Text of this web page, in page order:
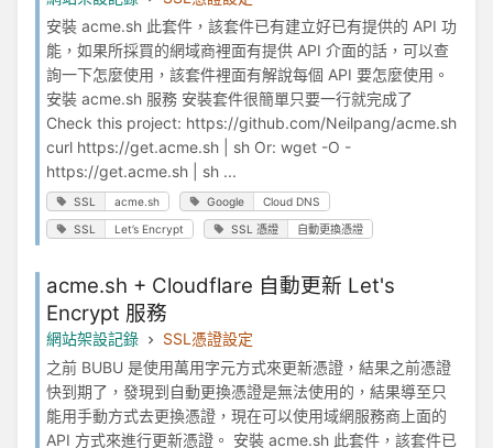
安裝 acme.sh 此套件，該套件已有建立好已有提供的 API 功
能，如果所採買的網域商裡面有提供 API 介面的話，可以查
詢一下怎麼使用，該套件裡面有解說每個 API 要怎麼使用。
安裝 acme.sh 服務 安裝套件很簡單只要一行就完成了
Check this project: https://github.com/Neilpang/acme.sh
curl https://get.acme.sh | sh Or: wget -O -
https://get.acme.sh | sh ...
SSL acme.sh Google Cloud DNS
SSL Let’s Encrypt SSL 憑證 自動更換憑證
acme.sh + Cloudflare 自動更新 Let's
Encrypt 服務
網站架設記錄
SSL憑證設定
之前 BUBU 是使用萬用字元方式來更新憑證，結果之前憑證
快到期了，發現到自動更換憑證是無法使用的，結果導至只
能用手動方式去更換憑證，現在可以使用域網服務商上面的
API 方式來進行更新憑證。 安裝 acme.sh 此套件，該套件已